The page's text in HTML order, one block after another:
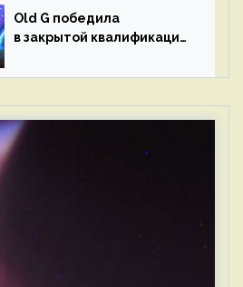
Old G победила
в закрытой квалификации
Западной Европы